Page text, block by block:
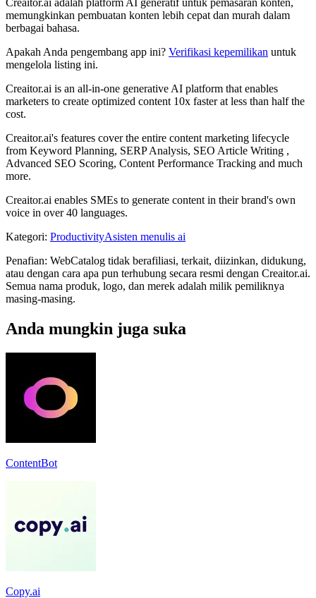
memungkinkan pembuatan konten lebih cepat dan murah dalam
berbagai bahasa.
Apakah Anda pengembang app ini? Verifikasi kepemilikan untuk
mengelola listing ini.
Creaitor.ai is an all-in-one generative AI platform that enables
marketers to create optimized content 10x faster at less than half the
cost.
Creaitor.ai's features cover the entire content marketing lifecycle
from Keyword Planning, SERP Analysis, SEO Article Writing ,
Advanced SEO Scoring, Content Performance Tracking and much
more.
Creaitor.ai enables SMEs to generate content in their brand's own
voice in over 40 languages.
Kategori: ProductivityAsisten menulis ai
Penafian: WebCatalog tidak berafiliasi, terkait, diizinkan, didukung,
atau dengan cara apa pun terhubung secara resmi dengan Creaitor.ai.
Semua nama produk, logo, dan merek adalah milik pemiliknya
masing-masing.
Anda mungkin juga suka
ContentBot
Copy.ai